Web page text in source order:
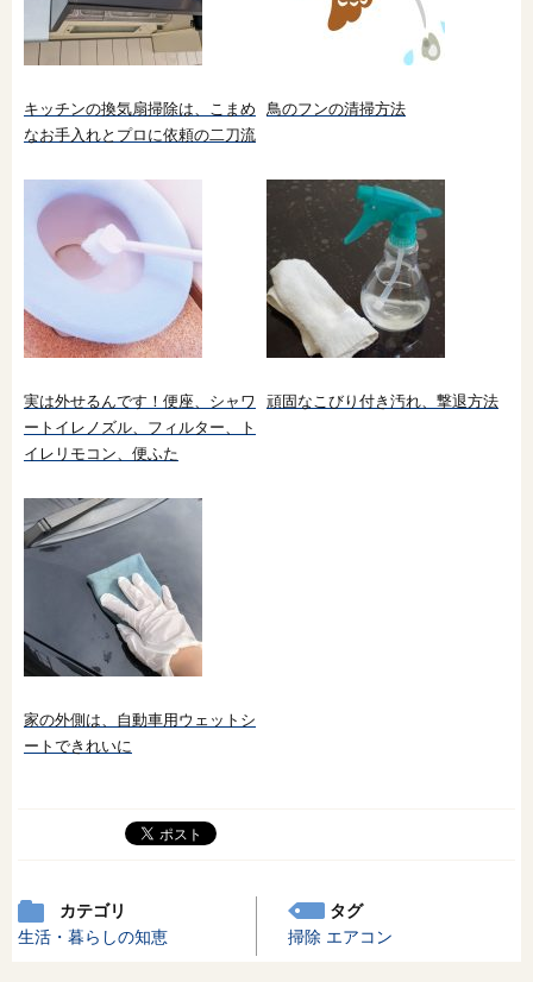
キッチンの換気扇掃除は、こまめ
なお手入れとプロに依頼の二刀流
鳥のフンの清掃方法
実は外せるんです！便座、シャワ
ートイレノズル、フィルター、ト
イレリモコン、便ふた
頑固なこびり付き汚れ、撃退方法
家の外側は、自動車用ウェットシ
ートできれいに
カテゴリ
生活・暮らしの知恵
タグ
掃除 エアコン